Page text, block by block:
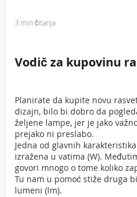
3 min čitanja
Vodič za kupovinu
Planirate da kupite novu
dizajn, bilo bi dobro da
željene lampe, jer je jako
prejako ni preslabo.
Jedna od glavnih
izražena u vatima (W).
govori mnogo o tome koliko
Tu nam u pomoć stiže druga
lumeni (lm).